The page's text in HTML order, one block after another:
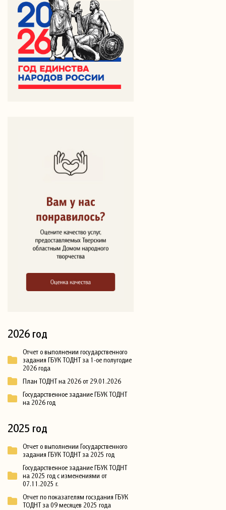
2026 год
Отчет о выполнении государственного
задания ГБУК ТОДНТ за 1-ое полугодие
2026 года
План ТОДНТ на 2026 от 29.01.2026
Государственное задание ГБУК ТОДНТ
на 2026 год
2025 год
Отчет о выполнении Государственного
задания ГБУК ТОДНТ за 2025 год
Государственное задание ГБУК ТОДНТ
на 2025 год с изменениями от
07.11.2025 г.
Отчет по показателям госздания ГБУК
ТОДНТ за 09 месяцев 2025 года